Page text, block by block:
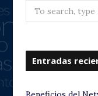
Search
for:
Entradas